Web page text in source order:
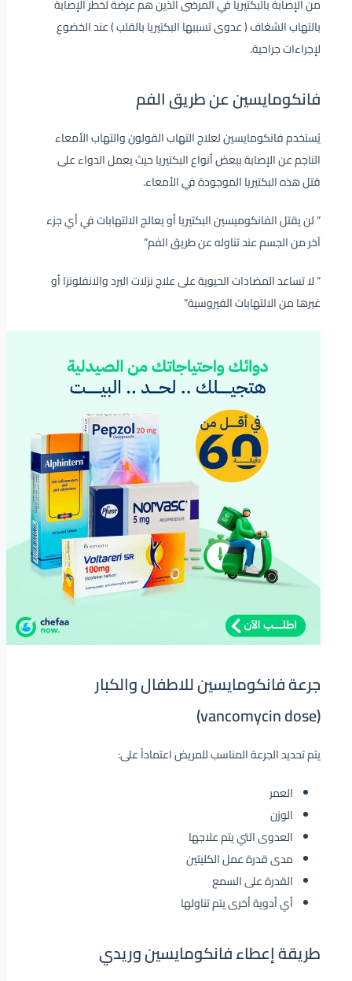
من الإصابة بالبكتيريا في المرضى الذين هم عرضة لخطر الإصابة
بالتهاب الشغاف ( عدوى تسببها البكتيريا بالقلب ) عند الخضوع
لإجراءات جراحية.
فانكومايسين عن طريق الفم
يُستخدم فانكومايسين لعلاج التهاب القولون والتهاب الأمعاء
الناجم عن الإصابة ببعض أنواع البكتيريا حيث يعمل الدواء على
قتل هذه البكتيريا الموجودة في الأمعاء.
” لن يقتل الفانكوميسين البكتيريا أو يعالج الالتهابات في أي جزء
آخر من الجسم عند تناوله عن طريق الفم”
” لا تساعد المضادات الحيوية على علاج نزلات البرد والانفلونزا أو
غيرها من الالتهابات الفيروسية”
جرعة فانكومايسين للاطفال والكبار
(vancomycin dose)
يتم تحديد الجرعة المناسب للمريض اعتماداً على:
العمر
الوزن
العدوى التي يتم علاجها
مدى قدرة عمل الكليتين
القدرة على السمع
أي أدوية أخرى يتم تناولها
طريقة إعطاء فانكومايسين وريدي